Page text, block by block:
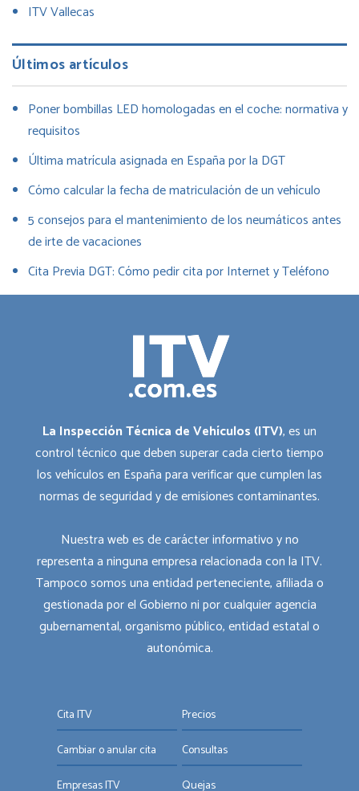
ITV Vallecas
Últimos artículos
Poner bombillas LED homologadas en el coche: normativa y
requisitos
Última matrícula asignada en España por la DGT
Cómo calcular la fecha de matriculación de un vehículo
5 consejos para el mantenimiento de los neumáticos antes
de irte de vacaciones
Cita Previa DGT: Cómo pedir cita por Internet y Teléfono
La Inspección Técnica de Vehículos (ITV), es un
control técnico que deben superar cada cierto tiempo
los vehículos en España para verificar que cumplen las
normas de seguridad y de emisiones contaminantes.
Nuestra web es de carácter informativo y no
representa a ninguna empresa relacionada con la ITV.
Tampoco somos una entidad perteneciente, afiliada o
gestionada por el Gobierno ni por cualquier agencia
gubernamental, organismo público, entidad estatal o
autonómica.
Cita ITV
Cambiar o anular cita
Empresas ITV
Precios
Consultas
Quejas